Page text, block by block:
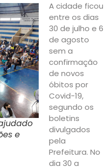
e
A cidade ficou
entre os dias
30 de julho e 6
de agosto
sem a
confirmação
de novos
óbitos por
Covid-19,
segundo os
boletins
divulgados
pela
Prefeitura. No
dia 30 a